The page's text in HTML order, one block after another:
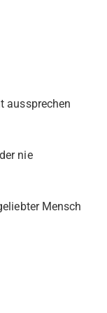
aussprechen
nie
Mensch